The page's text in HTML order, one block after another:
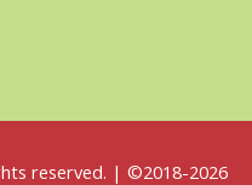
reserved. | ©2018-2026